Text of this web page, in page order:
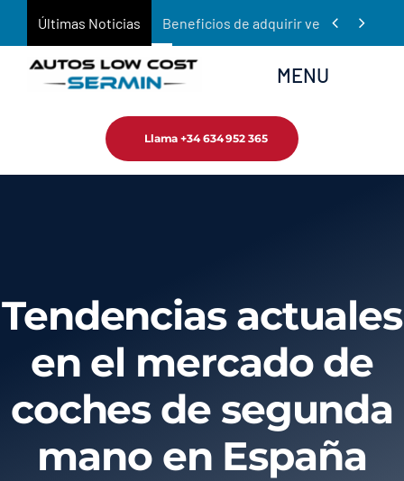
contenido
Últimas Noticias Beneficios de adquirir vehículos de
 
MENU
Servicios
Noticias
Contacto
Llama +34 634 952 365
Tendencias actuales
en el mercado de
coches de segunda
mano en España